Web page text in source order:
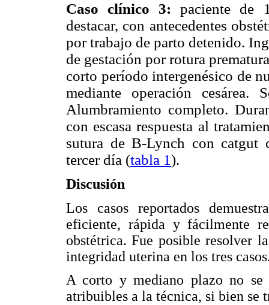
Caso clínico 3:paciente de
destacar, con antecedentes
por trabajo de parto detenido.
de gestación por rotura
corto período intergenésico de
mediante operación
Alumbramiento completo.
con escasa respuesta al
sutura de B-Lynch con catgut
tercer día (tabla 1).
Discusión
Los casos reportados
eficiente, rápida y fácilmente
obstétrica. Fue posible resolver
integridad uterina en los tres
A corto y mediano plazo no se
atribuibles a la técnica, si bien se